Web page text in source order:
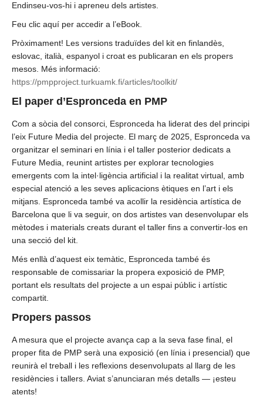
Endinseu-vos-hi i apreneu dels artistes.
Feu clic aquí per accedir a l’eBook.
Pròximament! Les versions traduïdes del kit en finlandès,
eslovac, italià, espanyol i croat es publicaran en els propers
mesos. Més informació:
https://pmpproject.turkuamk.fi/articles/toolkit/
El paper d’Espronceda en PMP
Com a sòcia del consorci, Espronceda ha liderat des del principi
l’eix Future Media del projecte. El març de 2025, Espronceda va
organitzar el seminari en línia i el taller posterior dedicats a
Future Media, reunint artistes per explorar tecnologies
emergents com la intel·ligència artificial i la realitat virtual, amb
especial atenció a les seves aplicacions ètiques en l’art i els
mitjans. Espronceda també va acollir la residència artística de
Barcelona que li va seguir, on dos artistes van desenvolupar els
mètodes i materials creats durant el taller fins a convertir-los en
una secció del kit.
Més enllà d’aquest eix temàtic, Espronceda també és
responsable de comissariar la propera exposició de PMP,
portant els resultats del projecte a un espai públic i artístic
compartit.
Propers passos
A mesura que el projecte avança cap a la seva fase final, el
proper fita de PMP serà una exposició (en línia i presencial) que
reunirà el treball i les reflexions desenvolupats al llarg de les
residències i tallers. Aviat s’anunciaran més detalls — ¡esteu
atents!